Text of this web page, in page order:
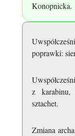
Konopnicka.
poprawki:
z karabinu,
sztachet.
Zmiana